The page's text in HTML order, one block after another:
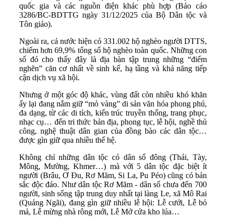
quốc gia và các nguồn điện khác phù hợp (Báo cáo
3286/BC-BDTTG ngày 31/12/2025 của Bộ Dân tộc và
Tôn giáo).
Ngoài ra, cả nước hiện có 331.002 hộ nghèo người DTTS,
chiếm hơn 69,9% tổng số hộ nghèo toàn quốc. Những con
số đó cho thấy đây là địa bàn tập trung những “điểm
nghẽn” căn cơ nhất về sinh kế, hạ tầng và khả năng tiếp
cận dịch vụ xã hội.
Nhưng ở một góc độ khác, vùng đất còn nhiều khó khăn
ấy lại đang nắm giữ “mỏ vàng” di sản văn hóa phong phú,
đa dạng, từ các di tích, kiến trúc truyền thống, trang phục,
nhạc cụ… đến tri thức bản địa, phong tục, lễ hội, nghề thủ
công, nghệ thuật dân gian của đồng bào các dân tộc…
được gìn giữ qua nhiều thế hệ.
Không chỉ những dân tộc có dân số đông (Thái, Tày,
Mông, Mường, Khmer…) mà với 5 dân tộc đặc biệt ít
người (Brâu, Ơ Đu, Rơ Măm, Si La, Pu Péo) cũng có bản
sắc độc đáo. Như dân tộc Rơ Măm - dân số chưa đến 700
người, sinh sống tập trung duy nhất tại làng Le, xã Mô Rai
(Quảng Ngãi), đang gìn giữ nhiều lễ hội: Lễ cưới, Lễ bỏ
mả, Lễ mừng nhà rông mới, Lễ Mở cửa kho lúa…